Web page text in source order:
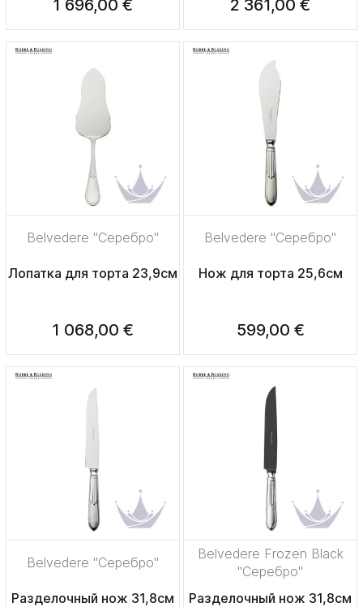
1 696,00 € 2 361,00 €
Belvedere "Серебро"
Лопатка для торта 23,9см
1 068,00 €
Belvedere "Серебро"
Нож для торта 25,6см
599,00 €
Belvedere "Серебро"
Разделочный нож 31,8см
Belvedere Frozen Black
"Серебро"
Разделочный нож 31,8см